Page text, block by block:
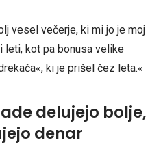
vesel večerje, ki mi jo je moj
leti, kot pa bonusa velike
ki je prišel čez leta.«
delujejo bolje,
denar